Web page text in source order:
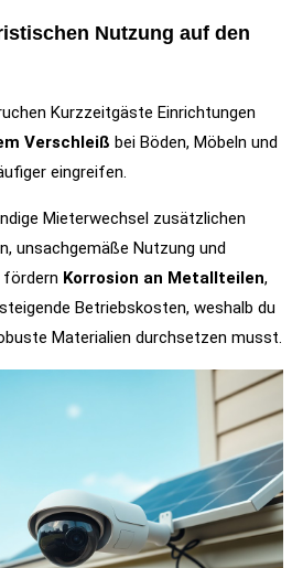
Nutzung auf den
Kurzzeitgäste Einrichtungen
Verschleiß bei Böden, Möbeln und
eingreifen.
Mieterwechsel zusätzlichen
unsachgemäße Nutzung und
fördern Korrosion an Metallteilen,
Betriebskosten, weshalb du
Materialien durchsetzen musst.